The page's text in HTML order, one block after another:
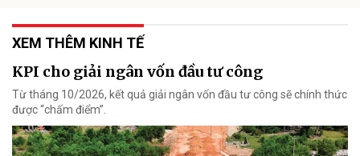
XEM THÊM KINH TẾ
KPI cho giải ngân vốn đầu tư công
Từ tháng 10/2026, kết quả giải ngân vốn đầu tư công sẽ chính thức
được “chấm điểm”.